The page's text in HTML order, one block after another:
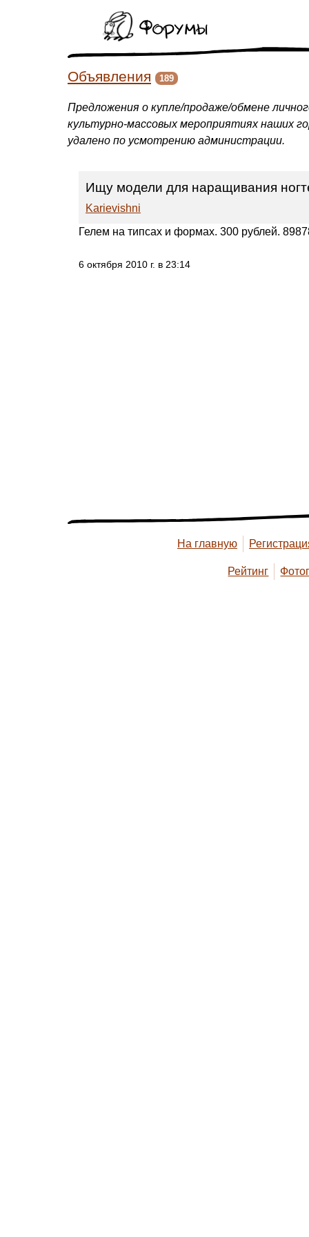
Форумы
Объявления 189
Предложения о купле/продаже/обмене
культурно-массовых мероприятиях наших
удалено по усмотрению администрации.
Ищу модели для наращивания
Karievishni
Гелем на типсах и формах. 300 рублей.
6 октября 2010 г. в 23:14
На главную
Рейтинг